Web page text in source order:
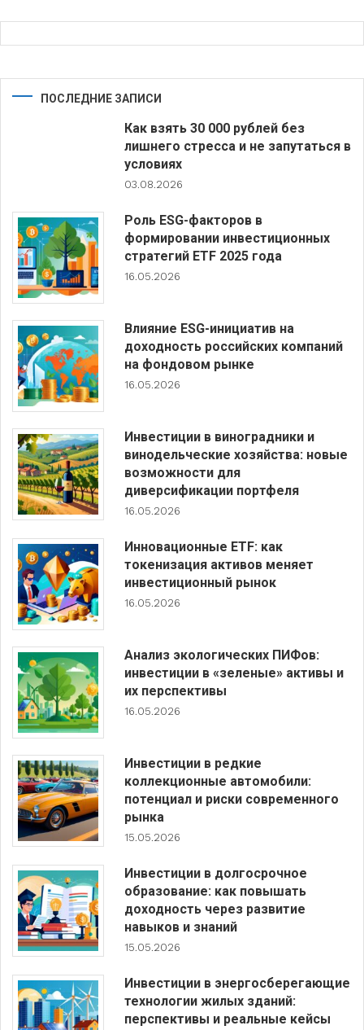
ПОСЛЕДНИЕ ЗАПИСИ
Как взять 30 000 рублей без
лишнего стресса и не запутаться в
условиях
03.08.2026
Роль ESG-факторов в
формировании инвестиционных
стратегий ETF 2025 года
16.05.2026
Влияние ESG-инициатив на
доходность российских компаний
на фондовом рынке
16.05.2026
Инвестиции в виноградники и
винодельческие хозяйства: новые
возможности для
диверсификации портфеля
16.05.2026
Инновационные ETF: как
токенизация активов меняет
инвестиционный рынок
16.05.2026
Анализ экологических ПИФов:
инвестиции в «зеленые» активы и
их перспективы
16.05.2026
Инвестиции в редкие
коллекционные автомобили:
потенциал и риски современного
рынка
15.05.2026
Инвестиции в долгосрочное
образование: как повышать
доходность через развитие
навыков и знаний
15.05.2026
Инвестиции в энергосберегающие
технологии жилых зданий:
перспективы и реальные кейсы